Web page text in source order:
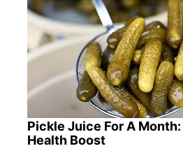
Pickle Juice For A
Health Boost